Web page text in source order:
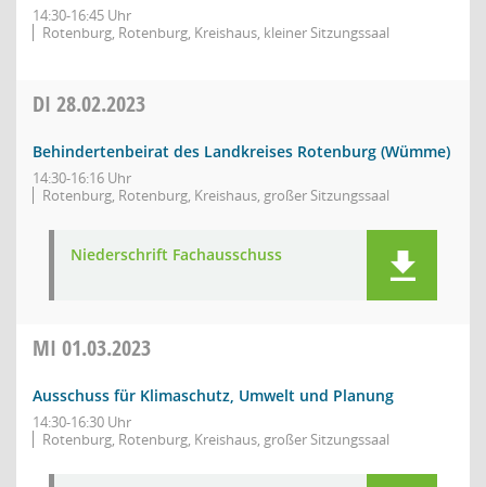
14:30-16:45 Uhr
Rotenburg, Rotenburg, Kreishaus, kleiner Sitzungssaal
DI 28.02.2023
Behindertenbeirat des Landkreises Rotenburg (Wümme)
14:30-16:16 Uhr
Rotenburg, Rotenburg, Kreishaus, großer Sitzungssaal
Niederschrift Fachausschuss
MI 01.03.2023
Ausschuss für Klimaschutz, Umwelt und Planung
14:30-16:30 Uhr
Rotenburg, Rotenburg, Kreishaus, großer Sitzungssaal